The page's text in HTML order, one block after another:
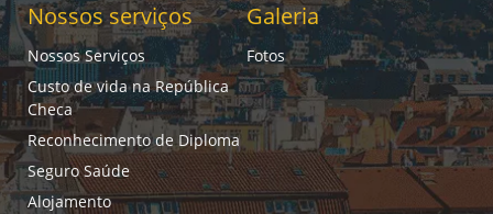
Nossos serviços
Nossos Serviços
Custo de vida na República
Checa
Reconhecimento de Diploma
Seguro Saúde
Alojamento
Galeria
Fotos